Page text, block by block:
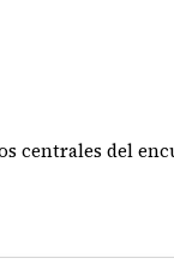
del encuentro